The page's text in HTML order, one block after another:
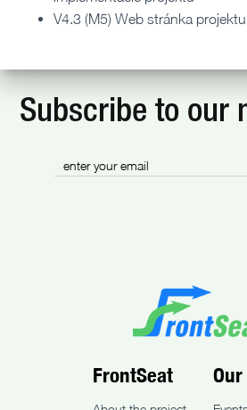
V4.3 (M5) Web stránka projektu
Subscribe to our
FrontSeat